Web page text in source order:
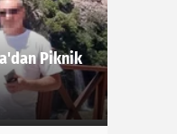
Piknik